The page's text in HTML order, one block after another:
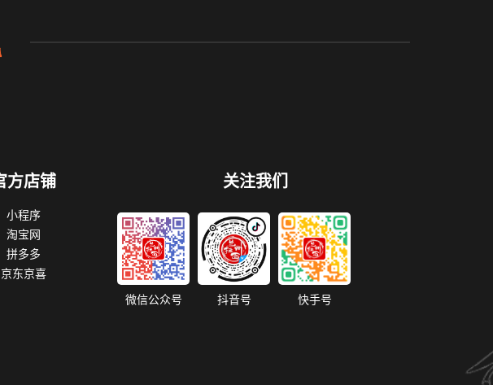
方店铺
小程序
淘宝网
拼多多
京东京喜
关注我们
微信公众号 抖音号 快手号